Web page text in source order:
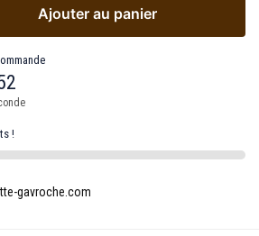
Ajouter au panier
!